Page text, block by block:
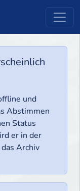
und
Abstimmen
Status
er in der
Archiv